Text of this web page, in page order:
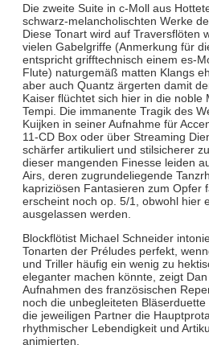
Die zweite Suite in c-Moll aus
schwarz-melancholischten Werke
Diese Tonart wird auf Traversflöten
vielen Gabelgriffe (Anmerkung für
entspricht grifftechnisch einem es-
Flute) naturgemäß matten Klangs
aber auch Quantz ärgerten damit
Kaiser flüchtet sich hier in die noble
Tempi. Die immanente Tragik des
Kuijken in seiner Aufnahme für
11-CD Box oder über Streaming
schärfer artikuliert und stilsicherer
dieser mangenden Finesse leiden
Airs, deren zugrundeliegende
kapriziösen Fantasieren zum Opfer
erscheint noch op. 5/1, obwohl hier
ausgelassen werden.
Blockflötist Michael Schneider
Tonarten der Préludes perfekt,
und Triller häufig ein wenig zu
eleganter machen könnte, zeigt
Aufnahmen des französischen
noch die unbegleiteten
die jeweiligen Partner die
rhythmischer Lebendigkeit und
animierten.